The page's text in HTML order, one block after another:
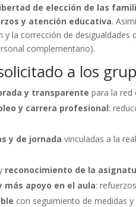
de elección de las
y atención educativa.
y la corrección de
complementario).
a los
y transparente para la red
y carrera profesional:
y de jornada vinculadas a la
reconocimiento de la
más apoyo en el aula:
con seguimiento de medidas